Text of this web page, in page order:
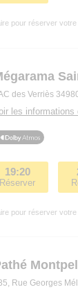
pour réserver votre
des Verriès
les informations
19:20
Réserver
pour réserver votre
Rue Georges